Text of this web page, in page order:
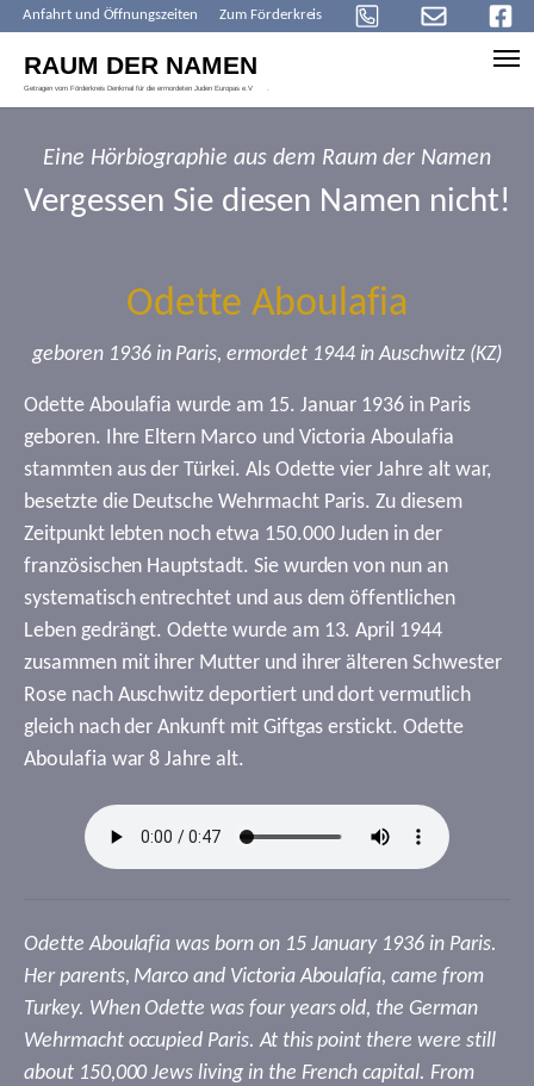
Anfahrt und Öffnungszeiten Zum Förderkreis
Eine Hörbiographie aus dem Raum der Namen
Vergessen Sie diesen Namen nicht!
Odette Aboulafia
geboren 1936 in Paris, ermordet 1944 in Auschwitz (KZ)
Odette Aboulafia wurde am 15. Januar 1936 in Paris
geboren. Ihre Eltern Marco und Victoria Aboulafia
stammten aus der Türkei. Als Odette vier Jahre alt war,
besetzte die Deutsche Wehrmacht Paris. Zu diesem
Zeitpunkt lebten noch etwa 150.000 Juden in der
französischen Hauptstadt. Sie wurden von nun an
systematisch entrechtet und aus dem öffentlichen
Leben gedrängt. Odette wurde am 13. April 1944
zusammen mit ihrer Mutter und ihrer älteren Schwester
Rose nach Auschwitz deportiert und dort vermutlich
gleich nach der Ankunft mit Giftgas erstickt. Odette
Aboulafia war 8 Jahre alt.
Odette Aboulafia was born on 15 January 1936 in Paris.
Her parents, Marco and Victoria Aboulafia, came from
Turkey. When Odette was four years old, the German
Wehrmacht occupied Paris. At this point there were still
about 150,000 Jews living in the French capital. From